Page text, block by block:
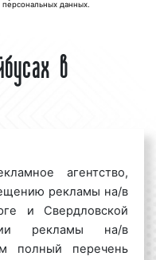
данных
в
агентство,
рекламы на/в
и Свердловской
рекламы на/в
полный перечень